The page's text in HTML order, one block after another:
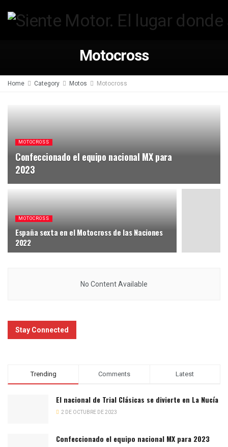
Motocross
Home Category Motos Motocross
MOTOCROSS
Confeccionado el equipo nacional MX para
2023
MOTOCROSS
España sexta en el Motocross de las Naciones
2022
No Content Available
Stay Connected
Trending Comments Latest
El nacional de Trial Clásicas se divierte en La Nucía
2 DE OCTUBRE DE 2023
Confeccionado el equipo nacional MX para 2023